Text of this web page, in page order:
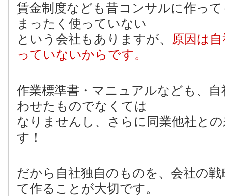
賃金制度なども昔コンサルに作っ
まったく使っていない
という会社もありますが、
原因は
っていないからです。
作業標準書・マニュアルなども、
わせたものでなくては
なりませんし、さらに同業他社と
す！
だから自社独自のものを、会社の
て作ることが大切です。